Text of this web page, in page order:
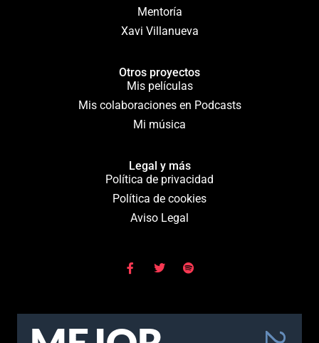
Mentoría
Xavi Villanueva
Otros proyectos
Mis películas
Mis colaboraciones en Podcasts
Mi música
Legal y más
Política de privacidad
Política de cookies
Aviso Legal